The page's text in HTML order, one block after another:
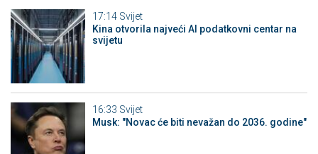
17:14 Svijet
Kina otvorila najveći AI podatkovni centar na
svijetu
16:33 Svijet
Musk: "Novac će biti nevažan do 2036. godine"